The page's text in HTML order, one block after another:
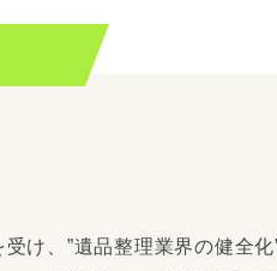
け、”遺品整理業界の健全化